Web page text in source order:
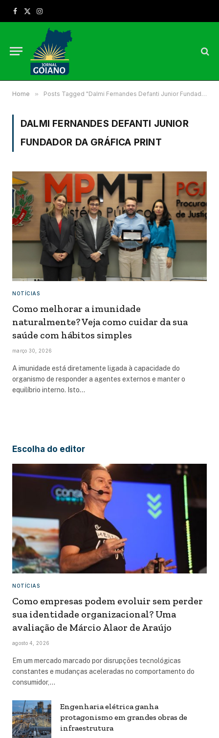
Facebook
X
Instagram
Home » Posts Tagged "Dalmi Fernandes Defanti Junior Fundador da Gráfica Print"
DALMI FERNANDES DEFANTI JUNIOR
FUNDADOR DA GRÁFICA PRINT
NOTÍCIAS
Como melhorar a imunidade
naturalmente? Veja como cuidar da sua
saúde com hábitos simples
março 30, 2026
A imunidade está diretamente ligada à capacidade do
organismo de responder a agentes externos e manter o
equilíbrio interno. Isto…
Escolha do editor
NOTÍCIAS
Como empresas podem evoluir sem perder
sua identidade organizacional? Uma
avaliação de Márcio Alaor de Araújo
agosto 4, 2026
Em um mercado marcado por disrupções tecnológicas
constantes e mudanças aceleradas no comportamento do
consumidor,…
Engenharia elétrica ganha
protagonismo em grandes obras de
infraestrutura